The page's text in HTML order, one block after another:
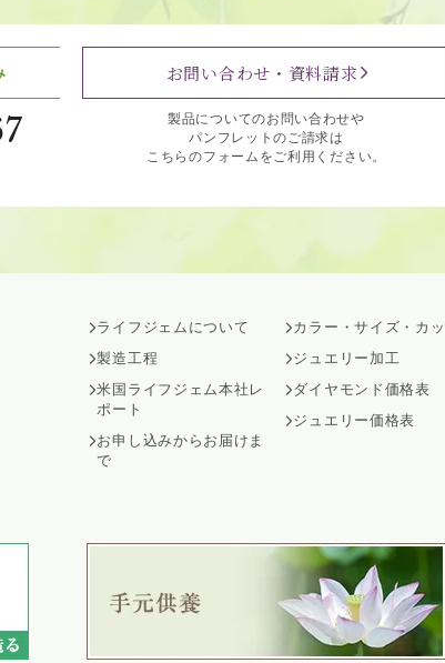
お問い合わせ・資料請求
製品についてのお問い合わせや
パンフレットのご請求は
こちらのフォームをご利用ください。
ライフジェムについて
製造工程
米国ライフジェム本社レ
ポート
お申し込みからお届けま
で
カラー・サイズ・カッ
ジュエリー加工
ダイヤモンド価格表
ジュエリー価格表